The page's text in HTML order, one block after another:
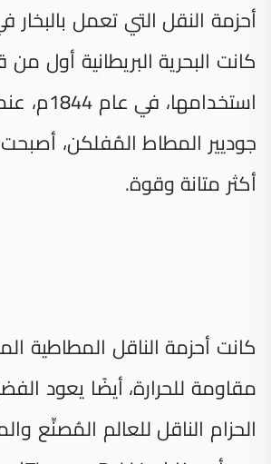
كانت البحرية البريطانية أول
جوديير المطاط المُفلكن، أصبحت
أكثر متانة وقوة.
كانت أحزمة الناقل المطاطية
مقاومة للحرارة، أيضًا يعود
الحزام الناقل للعالم المُصنِّع